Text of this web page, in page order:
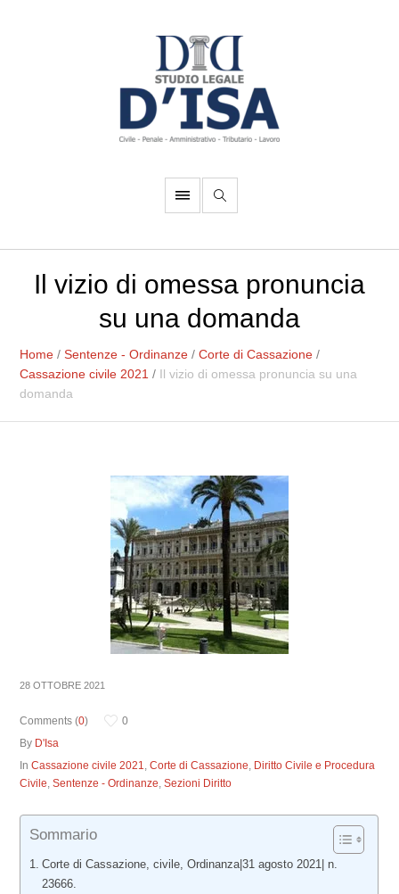
Il vizio di omessa pronuncia
su una domanda
Home /Sentenze - Ordinanze /Corte di Cassazione /
Cassazione civile 2021 / Il vizio di omessa pronuncia su una
domanda
28 OTTOBRE 2021
Comments (0)
0
By D'Isa
InCassazione civile 2021,Corte di Cassazione, Diritto Civile e Procedura
Civile,Sentenze - Ordinanze,Sezioni Diritto
Sommario
Corte di Cassazione, civile, Ordinanza|31 agosto 2021| n.
23666.